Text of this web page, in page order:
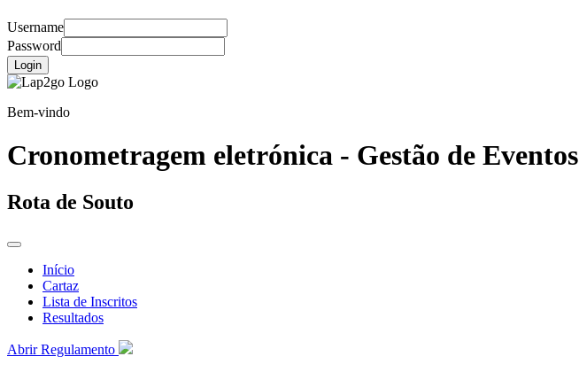
Username
Password
Login
Bem-vindo
Cronometragem eletrónica - Gestão de Eventos
Rota de Souto
Início
Cartaz
Lista de Inscritos
Resultados
Abrir Regulamento